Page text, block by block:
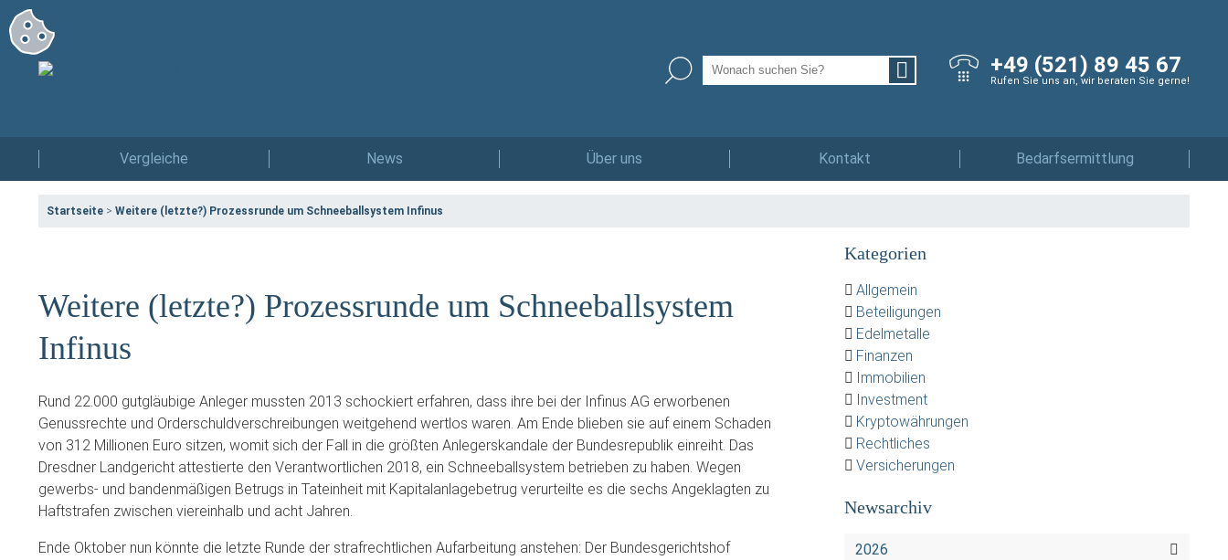
+49 (521) 89 45 67
Rufen Sie uns an, wir beraten Sie gerne!
Vergleiche News Über uns Kontakt Bedarfsermittlung
Startseite > Weitere (letzte?) Prozessrunde um Schneeballsystem Infinus
Weitere (letzte?) Prozessrunde um Schneeballsystem
Infinus
Rund 22.000 gutgläubige Anleger mussten 2013 schockiert erfahren, dass ihre bei der Infinus AG erworbenen
Genussrechte und Orderschuldverschreibungen weitgehend wertlos waren. Am Ende blieben sie auf einem Schaden
von 312 Millionen Euro sitzen, womit sich der Fall in die größten Anlegerskandale der Bundesrepublik einreiht. Das
Dresdner Landgericht attestierte den Verantwortlichen 2018, ein Schneeballsystem betrieben zu haben. Wegen
gewerbs- und bandenmäßigen Betrugs in Tateinheit mit Kapitalanlagebetrug verurteilte es die sechs Angeklagten zu
Haftstrafen zwischen viereinhalb und acht Jahren.
Ende Oktober nun könnte die letzte Runde der strafrechtlichen Aufarbeitung anstehen: Der Bundesgerichtshof
Kategorien
Allgemein
Beteiligungen
Edelmetalle
Finanzen
Immobilien
Investment
Kryptowährungen
Rechtliches
Versicherungen
Newsarchiv
2026